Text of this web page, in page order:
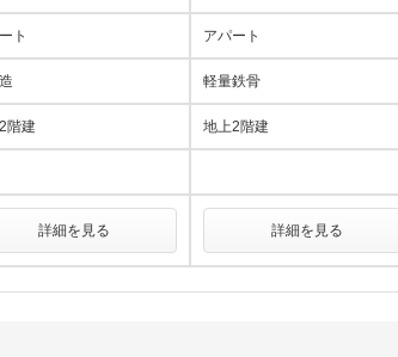
ト アパート
軽量鉄骨
階建 地上2階建
詳細を見る 詳細を見る